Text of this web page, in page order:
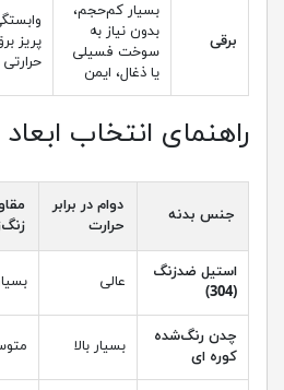
برقی
بسیار کم‌حجم،
بدون نیاز به
سوخت فسیلی
یا ذغال، ایمن
پریز
راهنمای انتخاب
جنس بدنه
دوام در برابر
حرارت
استیل ضدزنگ
(304)
عالی
چدن رنگ‌شده
کوره ای
بسیار بالا